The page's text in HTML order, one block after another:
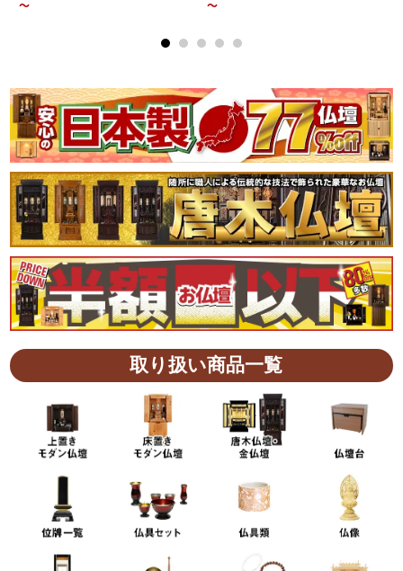
～ ～
取り扱い商品一覧